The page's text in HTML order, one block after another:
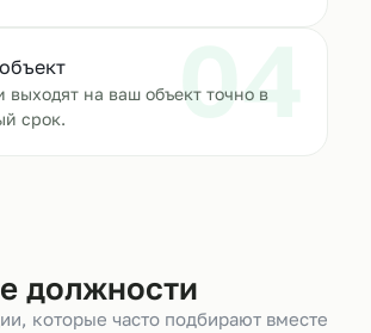
04
выходят на ваш объект точно в
срок.
должности
которые часто подбирают вместе